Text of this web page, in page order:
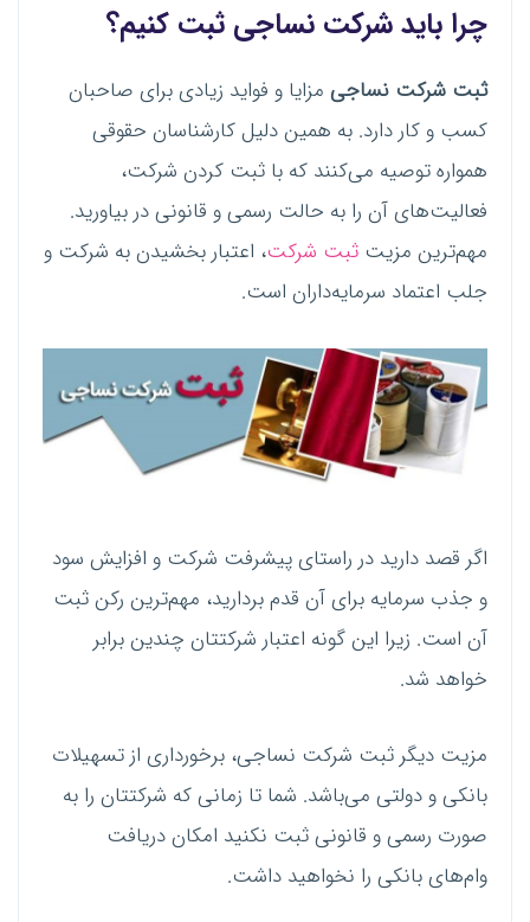
چرا باید شرکت نساجی ثبت کنیم؟
ثبت شرکت نساجی مزایا و فواید زیادی برای صاحبان
کسب و کار دارد. به همین دلیل کارشناسان حقوقی
همواره توصیه می‌کنند که با ثبت کردن شرکت،
فعالیت‌های آن را به حالت رسمی و قانونی در بیاورید.
مهم‌ترین مزیت ثبت شرکت، اعتبار بخشیدن به شرکت و
جلب اعتماد سرمایه‌داران است.
اگر قصد دارید در راستای پیشرفت شرکت و افزایش سود
و جذب سرمایه برای آن قدم بردارید، مهم‌ترین رکن ثبت
آن است. زیرا این گونه اعتبار شرکتتان چندین برابر
خواهد شد.
مزیت دیگر ثبت شرکت نساجی، برخورداری از تسهیلات
بانکی و دولتی می‌باشد. شما تا زمانی که شرکتتان را به
صورت رسمی و قانونی ثبت نکنید امکان دریافت
وام‌های بانکی را نخواهید داشت.